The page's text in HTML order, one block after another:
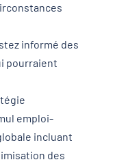
informé des
pourraient
emploi-
incluant
des